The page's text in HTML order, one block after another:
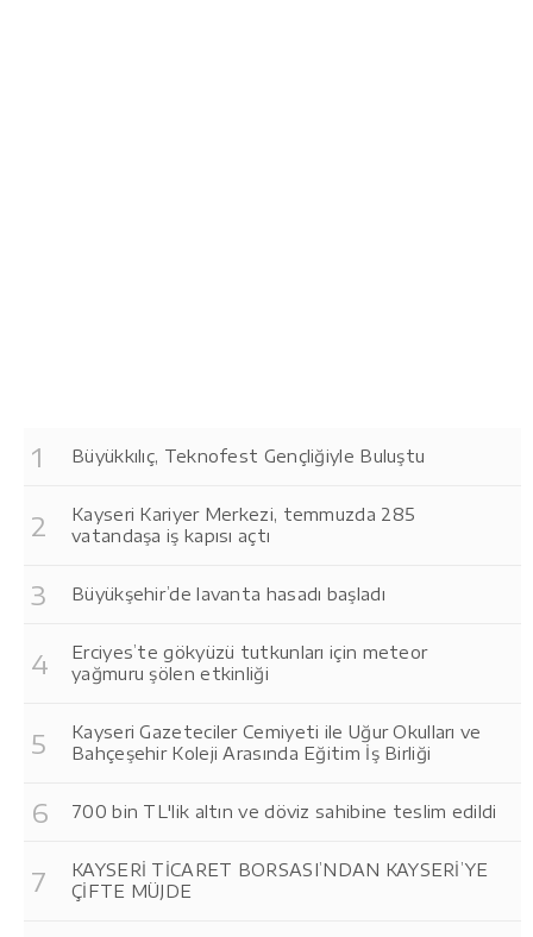
Büyükkılıç, Teknofest Gençliğiyle Buluştu
Kayseri Kariyer Merkezi, temmuzda 285
vatandaşa iş kapısı açtı
Büyükşehir’de lavanta hasadı başladı
Erciyes’te gökyüzü tutkunları için meteor
yağmuru şölen etkinliği
Kayseri Gazeteciler Cemiyeti ile Uğur Okulları ve
Bahçeşehir Koleji Arasında Eğitim İş Birliği
700 bin TL'lik altın ve döviz sahibine teslim edildi
KAYSERİ TİCARET BORSASI’NDAN KAYSERİ’YE
ÇİFTE MÜJDE